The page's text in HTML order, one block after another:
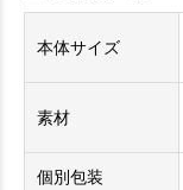
本体サイズ
素材
個別包装